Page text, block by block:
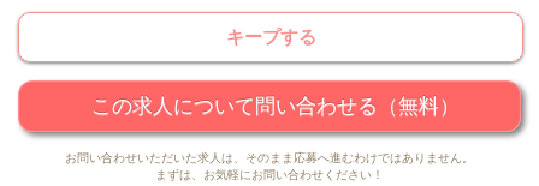
ける環境が整っている施設です。ご利用者様の｢住み慣れ
た場所で暮らし続けたい｣という思いを受け止め、生活の
す。新人研修・職種毎に応じた基本研修・階層別研修があ
るため、資格を活かしながら安心して勤められます◎日中
の働きやすい時間帯での勤務であり、地域に貢献するお仕
キープする
この求人について問い合わせる（無料）
お問い合わせいただいた求人は、そのまま応募へ進むわけではありません。
まずは、お気軽にお問い合わせください！